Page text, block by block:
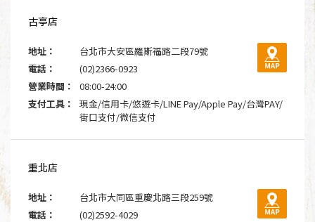
古亭店
地址：
台北市大安區羅斯福路二段79號
電話：
(02)2366-0923
營業時間：
08:00-24:00
支付工具：
現金/信用卡/悠遊卡/LINE Pay/Apple Pay/台灣PAY/
街口支付/微信支付
重北店
地址：
台北市大同區重慶北路三段259號
電話：
(02)2592-4029